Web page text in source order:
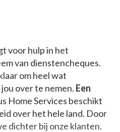
voor hulp in het
van dienstencheques.
om heel wat
over te nemen. Een
Home Services beschikt
over het hele land. Door
dichter bij onze klanten.